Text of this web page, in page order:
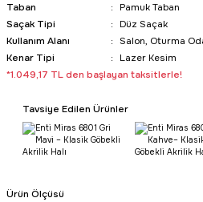
Taban
Pamuk Taban
Saçak Tipi
Düz Saçak
Kullanım Alanı
Salon, Oturma
Kenar Tipi
Lazer Kesim
*1.049,17 TL den başlayan taksitlerle!
Tavsiye Edilen Ürünler
Ürün Ölçüsü